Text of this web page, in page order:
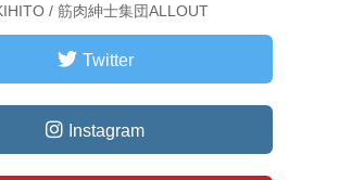
/ 筋肉紳士集団ALLOUT
Twitter
Instagram